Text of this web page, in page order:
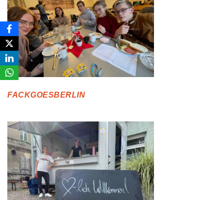
FACKGOESBERLIN